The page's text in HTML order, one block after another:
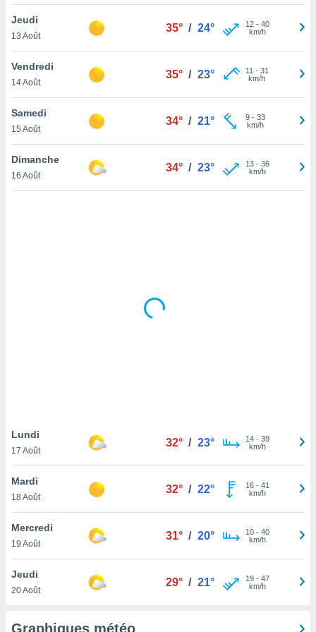
votre
à
en
le
notre
que
et que
Jeudi
13 Août
35° / 24° 12- 40
km/h
Vendredi
14 Août
35° / 23° 11 - 31
km/h
Samedi
15 Août
34° / 21° 9- 33
km/h
Dimanche
16 Août
34° / 23° 13- 36
km/h
Lundi
17 Août
32° / 23° 14- 39
km/h
Mardi
18 Août
32° / 22° 16- 41
km/h
Mercredi
19 Août
31° / 20° 10- 40
km/h
Jeudi
20 Août
29° / 21° 19- 47
km/h
Graphiques météo